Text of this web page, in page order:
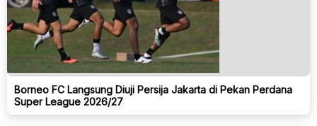
Borneo FC Langsung Diuji Persija Jakarta di Pekan Perdana
Super League 2026/27